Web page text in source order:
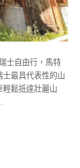
士自由行，馬特
最具代表性的山
鬆抵達壯麗山